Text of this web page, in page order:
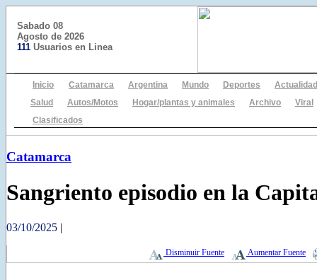
Sabado 08
Agosto de 2026
111 Usuarios en Linea
Inicio Catamarca Argentina Mundo Deportes
Actualidad
Salud
Autos/Motos Hogar/plantas y animales Archivo
Viral
Clasificados
Catamarca
Sangriento episodio en la
03/10/2025 |
Disminuir Fuente Aumentar Fuente